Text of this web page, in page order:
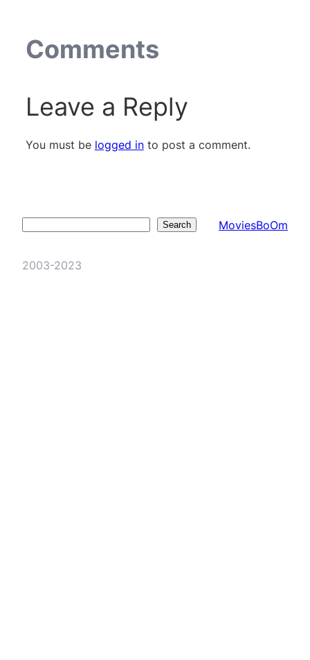
Comments
Leave a Reply
You must be logged into post a comment.
Search MoviesBoOm
2003-2023